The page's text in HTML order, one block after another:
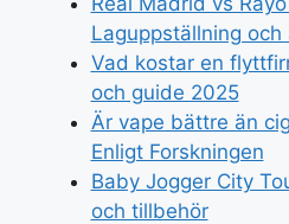
Laguppställning och
Vad kostar en
och guide 2025
Är vape bättre än
Enligt Forskningen
Baby Jogger City
och tillbehör